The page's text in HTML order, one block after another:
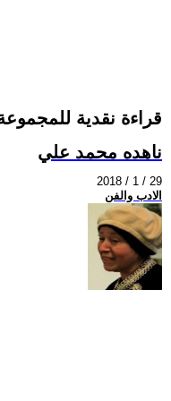
قراءة نقدية
ناهده محمد علي
2018 / 1 / 29
الادب والفن